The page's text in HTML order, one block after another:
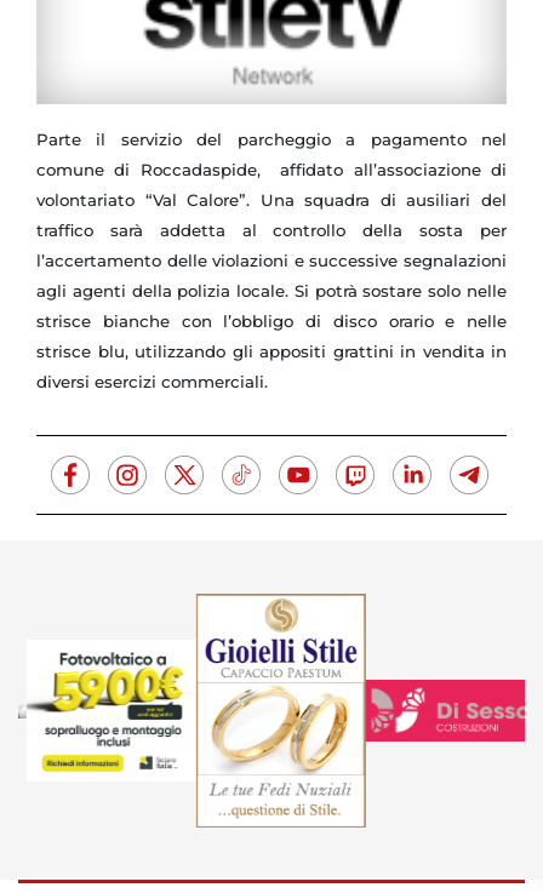
Parte il servizio del parcheggio a pagamento nel
comune di Roccadaspide, affidato all’associazione di
volontariato “Val Calore”. Una squadra di ausiliari del
traffico sarà addetta al controllo della sosta per
l’accertamento delle violazioni e successive segnalazioni
agli agenti della polizia locale. Si potrà sostare solo nelle
strisce bianche con l’obbligo di disco orario e nelle
strisce blu, utilizzando gli appositi grattini in vendita in
diversi esercizi commerciali.